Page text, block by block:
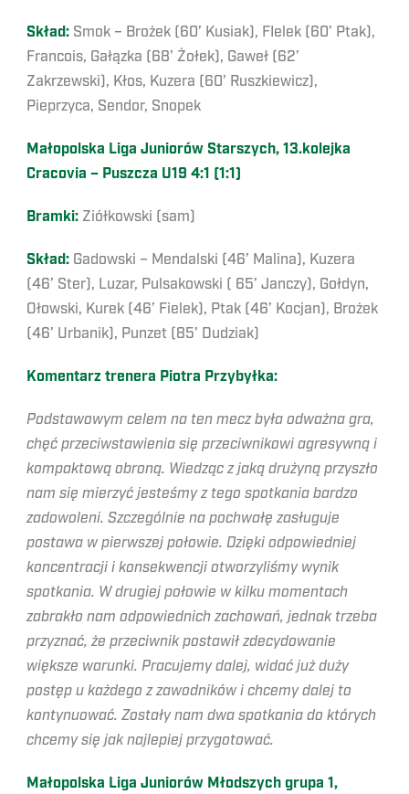
Skład: Smok – Brożek (60’ Kusiak), FIelek (60’ Ptak),
Francois, Gałązka (68’ Żołek), Gaweł (62’
Zakrzewski), Kłos, Kuzera (60’ Ruszkiewicz),
Pieprzyca, Sendor, Snopek
Małopolska Liga Juniorów Starszych, 13.kolejka
Cracovia – Puszcza U19 4:1 (1:1)
Bramki: Ziółkowski (sam)
Skład: Gadowski – Mendalski (46’ Malina), Kuzera
(46’ Ster), Luzar, Pulsakowski ( 65’ Janczy), Gołdyn,
Ołowski, Kurek (46’ Fielek), Ptak (46’ Kocjan), Brożek
(46’ Urbanik), Punzet (85’ Dudziak)
Komentarz trenera Piotra Przybyłka:
Podstawowym celem na ten mecz była odważna gra,
chęć przeciwstawienia się przeciwnikowi agresywną i
kompaktową obroną. Wiedząc z jaką drużyną przyszło
nam się mierzyć jesteśmy z tego spotkania bardzo
zadowoleni. Szczególnie na pochwałę zasługuje
postawa w pierwszej połowie. Dzięki odpowiedniej
koncentracji i konsekwencji otworzyliśmy wynik
spotkania. W drugiej połowie w kilku momentach
zabrakło nam odpowiednich zachowań, jednak trzeba
przyznać, że przeciwnik postawił zdecydowanie
większe warunki. Pracujemy dalej, widać już duży
postęp u każdego z zawodników i chcemy dalej to
kontynuować. Zostały nam dwa spotkania do których
chcemy się jak najlepiej przygotować.
Małopolska Liga Juniorów Młodszych grupa 1,